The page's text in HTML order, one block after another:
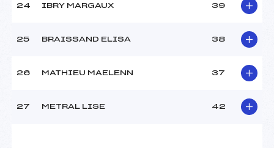
24 IBRY MARGAUX 39
25 BRAISSAND ELISA 38
26 MATHIEU MAELENN 37
27 METRAL LISE 42